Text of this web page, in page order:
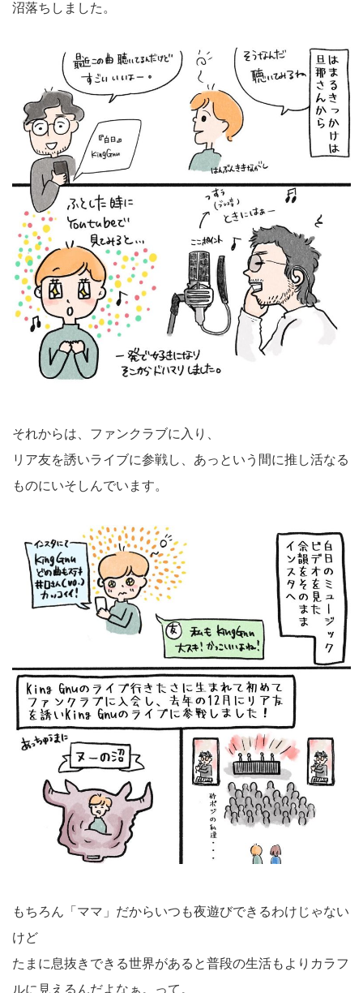
沼落ちしました。
それからは、ファンクラブに入り、
リア友を誘いライブに参戦し、あっという間に推し活なる
ものにいそしんでいます。
もちろん「ママ」だからいつも夜遊びできるわけじゃない
けど
たまに息抜きできる世界があると普段の生活もよりカラフ
ルに見えるんだよなぁ。って。